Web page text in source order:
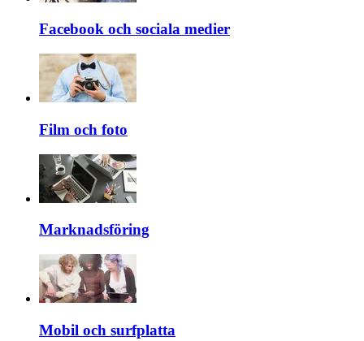
Facebook och sociala medier
Film och foto
Marknadsföring
Mobil och surfplatta